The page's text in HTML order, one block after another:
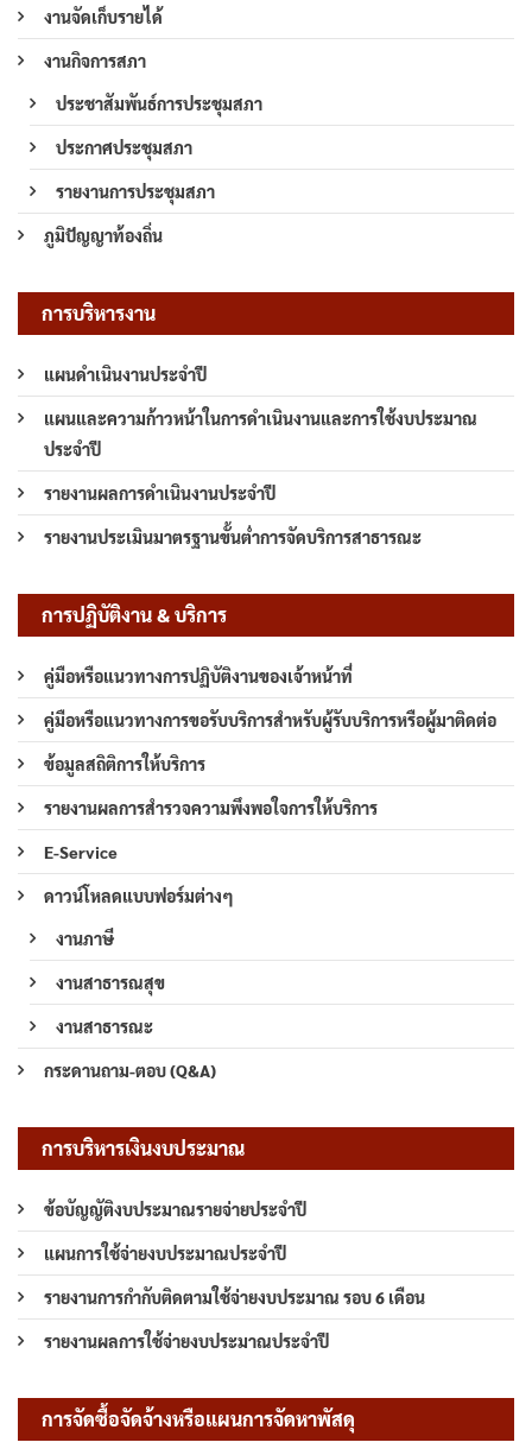
งานจัดเก็บรายได้
งานกิจการสภา
ประชาสัมพันธ์การประชุมสภา
ประกาศประชุมสภา
รายงานการประชุมสภา
ภูมิปัญญาท้องถิ่น
การบริหารงาน
แผนดำเนินงานประจำปี
แผนและความก้าวหน้าในการดำเนินงานและการใช้งบประมาณ
ประจำปี
รายงานผลการดำเนินงานประจำปี
รายงานประเมินมาตรฐานขั้นต่ำการจัดบริการสาธารณะ
การปฏิบัติงาน & บริการ
คู่มือหรือแนวทางการปฏิบัติงานของเจ้าหน้าที่
คู่มือหรือแนวทางการขอรับบริการสำหรับผู้รับบริการหรือผู้มาติดต่อ
ข้อมูลสถิติการให้บริการ
รายงานผลการสำรวจความพึงพอใจการให้บริการ
E-Service
ดาวน์โหลดแบบฟอร์มต่างๆ
งานภาษี
งานสาธารณสุข
งานสาธารณะ
กระดานถาม-ตอบ (Q&A)
การบริหารเงินงบประมาณ
ข้อบัญญัติงบประมาณรายจ่ายประจำปี
แผนการใช้จ่ายงบประมาณประจำปี
รายงานการกำกับติดตามใช้จ่ายงบประมาณ รอบ 6 เดือน
รายงานผลการใช้จ่ายงบประมาณประจำปี
การจัดซื้อจัดจ้างหรือแผนการจัดหาพัสดุ